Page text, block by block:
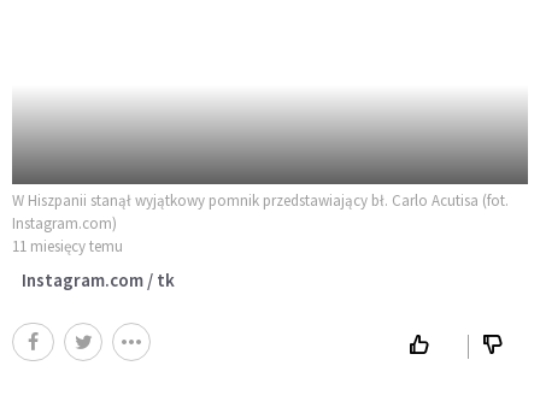
W Hiszpanii stanął wyjątkowy pomnik przedstawiający bł. Carlo Acutisa (fot.
Instagram.com)
11 miesięcy temu
Instagram.com / tk